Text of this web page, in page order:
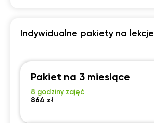
Indywidualne pakiety na lekcje
Pakiet na 3 miesiące
8 godziny zajęć
864 zł